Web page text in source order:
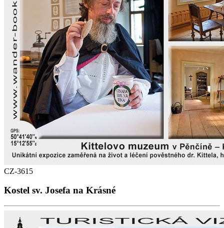
CZ-3615
Kostel sv. Josefa na Krásné